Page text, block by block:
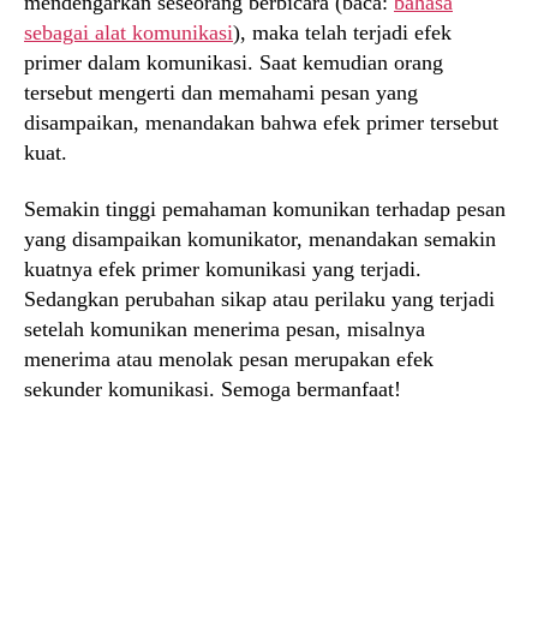
sebagai alat komunikasi), maka telah terjadi efek
primer dalam komunikasi. Saat kemudian orang
tersebut mengerti dan memahami pesan yang
disampaikan, menandakan bahwa efek primer tersebut
kuat.
Semakin tinggi pemahaman komunikan terhadap pesan
yang disampaikan komunikator, menandakan semakin
kuatnya efek primer komunikasi yang terjadi.
Sedangkan perubahan sikap atau perilaku yang terjadi
setelah komunikan menerima pesan, misalnya
menerima atau menolak pesan merupakan efek
sekunder komunikasi. Semoga bermanfaat!